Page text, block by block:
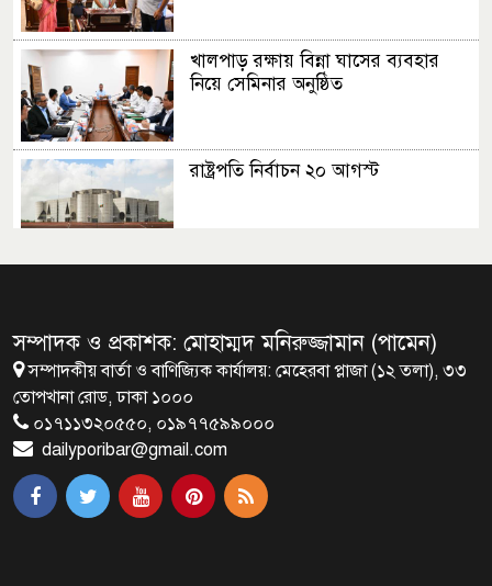
খালপাড় রক্ষায় বিন্না ঘাসের ব্যবহার
নিয়ে সেমিনার অনুষ্ঠিত
রাষ্ট্রপতি নির্বাচন ২০ আগস্ট
জাতীয়তাবাদ, জুলাই ও ভবিষ্যতের
ব্রাক্ষণবাড়িয়ায় বইপড়া কর্মসূচীর
শুভসূচনা
সম্পাদক ও প্রকাশক: মোহাম্মদ মনিরুজ্জামান (পামেন)
সম্পাদকীয় বার্তা ও বাণিজ্যিক কার্যালয়: মেহেরবা প্লাজা (১২ তলা), ৩৩
তোপখানা রোড, ঢাকা ১০০০
০১৭১১৩২০৫৫০, ০১৯৭৭৫৯৯০০০
dailyporibar@gmail.com